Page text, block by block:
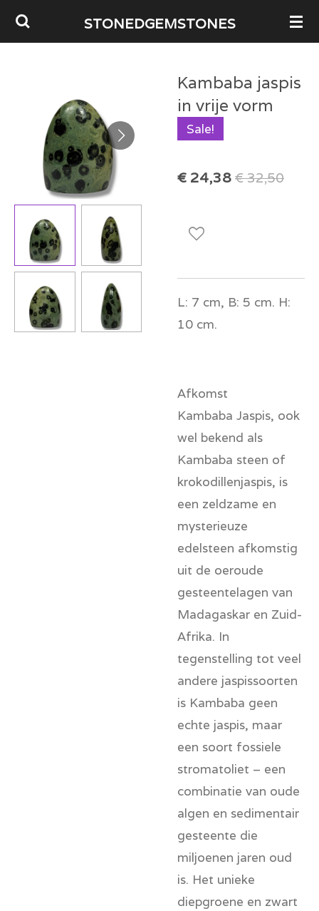
Ga
direct
hoofdinhoud
STONEDGEMSTONES
Kambaba jaspis
in vrije vorm
Sale!
€ 24,38 € 32,50
L: 7 cm, B: 5 cm. H:
10 cm.
Afkomst
Kambaba Jaspis, ook
wel bekend als
Kambaba steen of
krokodillenjaspis, is
een zeldzame en
mysterieuze
edelsteen afkomstig
uit de oeroude
gesteentelagen van
Madagaskar en Zuid-
Afrika. In
tegenstelling tot veel
andere jaspissoorten
is Kambaba geen
echte jaspis, maar
een soort fossiele
stromatoliet – een
combinatie van oude
algen en sedimentair
gesteente die
miljoenen jaren oud
is. Het unieke
diepgroene en zwart